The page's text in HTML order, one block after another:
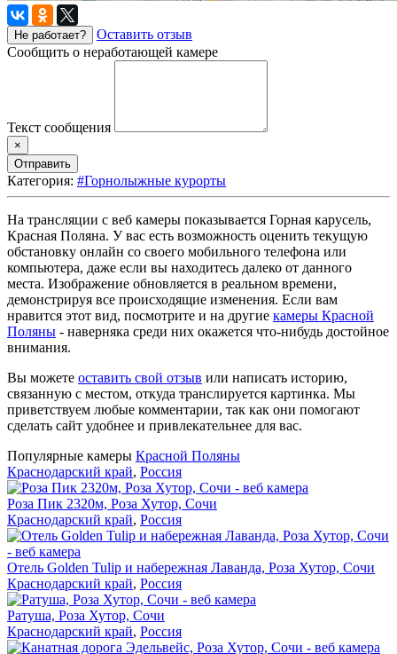
Не работает?
Оставить отзыв
Сообщить о неработающей камере
Текст сообщения
×
Отправить
Категория: #Горнолыжные курорты
На трансляции с веб камеры показывается Горная карусель,
Красная Поляна. У вас есть возможность оценить текущую
обстановку онлайн со своего мобильного телефона или
компьютера, даже если вы находитесь далеко от данного
места. Изображение обновляется в реальном времени,
демонстрируя все происходящие изменения. Если вам
нравится этот вид, посмотрите и на другие камеры Красной
Поляны - наверняка среди них окажется что-нибудь достойное
внимания.
Вы можете оставить свой отзыв или написать историю,
связанную с местом, откуда транслируется картинка. Мы
приветствуем любые комментарии, так как они помогают
сделать сайт удобнее и привлекательнее для вас.
Популярные камеры Красной Поляны
Краснодарский край, Россия
Роза Пик 2320м, Роза Хутор, Сочи
Краснодарский край, Россия
Отель Golden Tulip и набережная Лаванда, Роза Хутор, Сочи
Краснодарский край, Россия
Ратуша, Роза Хутор, Сочи
Краснодарский край, Россия